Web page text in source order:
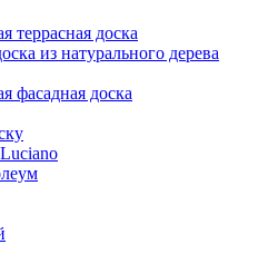
террасная доска
из натурального дерева
фасадная доска